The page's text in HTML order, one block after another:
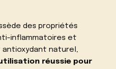
des propriétés
inflammatoires et
naturel,
réussie pour